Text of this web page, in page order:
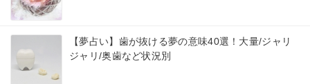
【夢占い】歯が抜ける夢の意味40選！大量/ジャリ
ジャリ/奥歯など状況別